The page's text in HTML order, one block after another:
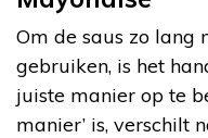
Om de saus zo lang
gebruiken, is het
juiste manier op te
manier’ is, verschilt